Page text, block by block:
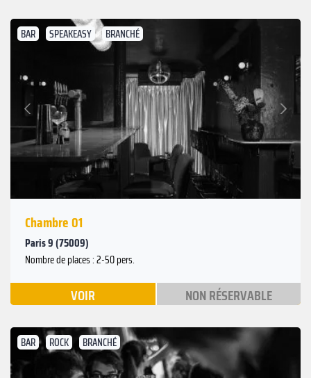
BAR SPEAKEASY BRANCHÉ
Précédent
Suivant
Chambre 01
Paris 9 (75009)
Nombre de places : 2-50 pers.
VOIR NON RÉSERVABLE
BAR ROCK BRANCHÉ